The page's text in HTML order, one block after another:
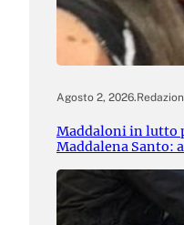
Agosto 2, 2026.
Maddaloni in lutto
Maddalena Santo: